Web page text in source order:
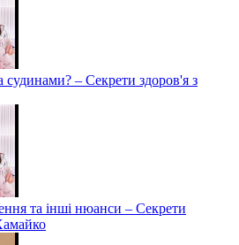
судинами? – Секрети здоров'я з
та інші нюанси – Секрети